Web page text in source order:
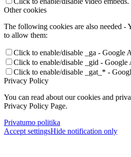
Other cookies
The following cookies are also needed -
to allow them:
Click to enable/disable _ga - Google
Click to enable/disable _gid - Google
Click to enable/disable _gat_* -
Privacy Policy
You can read about our cookies and
Privacy Policy Page.
Privatumo politika
Accept settingsHide notification only